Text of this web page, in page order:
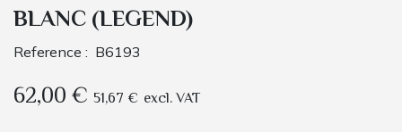
BLANC (LEGEND)
Reference : B6193
62,00€ 51,67 € excl. VAT